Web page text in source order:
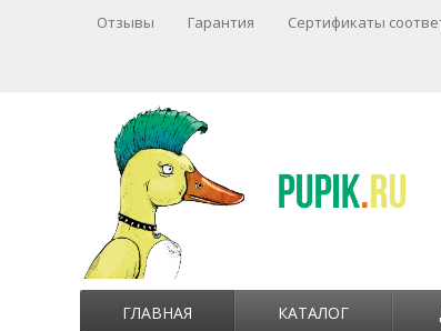
Отзывы Гарантия Сертификаты
ГЛАВНАЯ КАТАЛОГ